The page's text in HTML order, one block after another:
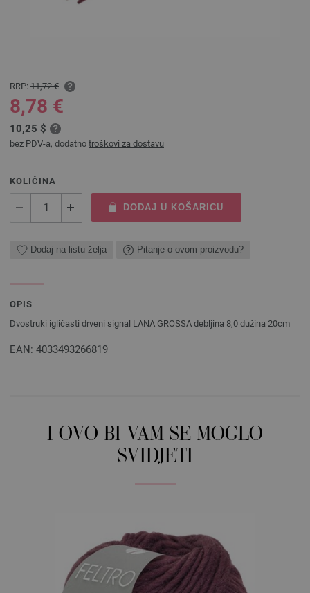
RRP: 11,72 €
8,78 €
10,25 $
bez PDV-a, dodatno troškovi za dostavu
KOLIČINA
DODAJ U KOŠARICU
Dodaj na listu želja Pitanje o ovom proizvodu?
OPIS
Dvostruki igličasti drveni signal LANA GROSSA debljina 8,0 dužina 20cm
EAN: 4033493266819
I OVO BI VAM SE MOGLO
SVIDJETI